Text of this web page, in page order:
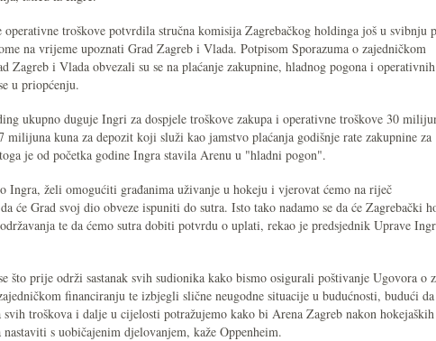
operativne troškove potvrdila stručna komisija Zagrebačkog holdinga još u svibnju
na vrijeme upoznati Grad Zagreb i Vlada. Potpisom Sporazuma o zajedničkom
Zagreb i Vlada obvezali su se na plaćanje zakupnine, hladnog pogona i operativnih
u priopćenju.
ukupno duguje Ingri za dospjele troškove zakupa i operativne troškove 30
milijuna kuna za depozit koji služi kao jamstvo plaćanja godišnje rate zakupnine za
je od početka godine Ingra stavila Arenu u "hladni pogon".
Ingra, želi omogućiti građanima uživanje u hokeju i vjerovat ćemo na riječ
će Grad svoj dio obveze ispuniti do sutra. Isto tako nadamo se da će Zagrebački
te da ćemo sutra dobiti potvrdu o uplati, rekao je predsjednik Uprave
što prije održi sastanak svih sudionika kako bismo osigurali poštivanje Ugovora o
financiranju te izbjegli slične neugodne situacije u budućnosti, budući da
svih troškova i dalje u cijelosti potražujemo kako bi Arena Zagreb nakon hokejaških
s uobičajenim djelovanjem, kaže Oppenheim.